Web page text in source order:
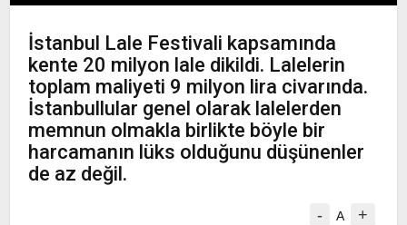
İstanbul Lale Festivali kapsamında
kente 20 milyon lale dikildi. Lalelerin
toplam maliyeti 9 milyon lira civarında.
İstanbullular genel olarak lalelerden
memnun olmakla birlikte böyle bir
harcamanın lüks olduğunu düşünenler
de az değil.
- A +